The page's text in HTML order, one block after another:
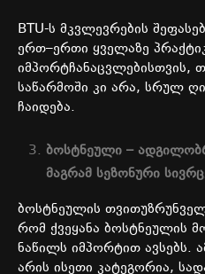
BTU-ს მკვლევრების
ერთ–ერთი ყველაზე
იმპორტჩანაცვლებისთვის,
საწარმოში კი არა, სრულ
ჩაიდება.
ბოსტნეული –
მაგრამ სეზონური
ბოსტნეულის
რომ ქვეყანა ბოსტნეულის
ნაწილს იმპორტით ავსებს.
არის ისეთი კატეგორია,